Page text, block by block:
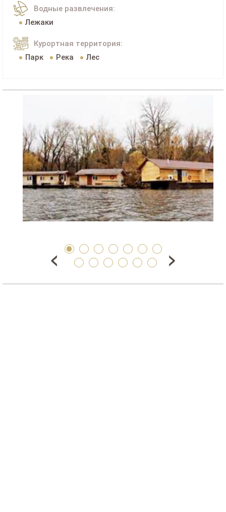
Водные развлечения:
Лежаки
Курортная территория:
Парк
Река Лес